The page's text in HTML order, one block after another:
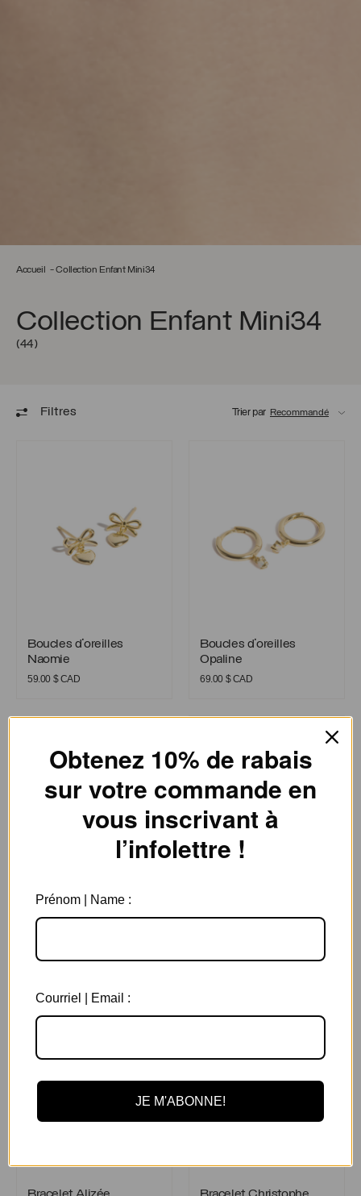
Accueil Collection Enfant Mini34
Collection Enfant Mini34
(44)
Filtres Trier par
Boucles d’oreilles
Naomie
59.00 $ CAD
Boucles d’oreilles
Opaline
69.00 $ CAD
Boucles d’oreilles pierre de
Boucles d’oreilles pierre
Bracelet Alizée
Obtenez 10% de rabais
sur votre commande en
vous inscrivant à
l’infolettre !
Prénom | Name :
Courriel | Email :
JE M'ABONNE!